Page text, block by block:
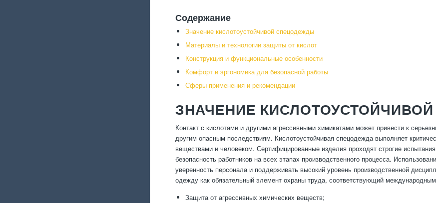
Содержание
Значение кислотоустойчивой спецодежды
Материалы и технологии защиты от кислот
Конструкция и функциональные особенности
Комфорт и эргономика для безопасной работы
Сферы применения и рекомендации
ЗНАЧЕНИЕ
Контакт с кислотами и другими агрессивными химикатами может привести к
другим опасным последствиям. Кислотоустойчивая спецодежда выполняет
веществами и человеком. Сертифицированные изделия проходят строгие
безопасность работников на всех этапах производственного процесса.
уверенность персонала и поддерживать высокий уровень производственной
одежду как обязательный элемент охраны труда, соответствующий
Защита от агрессивных химических веществ;